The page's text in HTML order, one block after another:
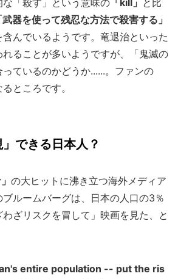
「殺す」という意味の 「kill」 と比
武器を使って残忍な方法で殺害する」
んでいるようです。竜退治といった
ることが多いようですが、「鬼滅の
ているのかどうか......。ファンの
ところです。
できる日本人？
の大ヒットに沸き立つ海外メディア
ルームバーグは、日本の人口の3％
ざリスクを冒して」映画を見た、と
entire population -- put the ris